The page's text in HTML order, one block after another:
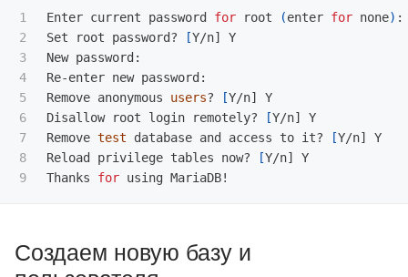
1
2
3
4
5
6
7
8
Enter current password for root (enter for none) :
Set root password?
[Y/n] Y
New password:
Re-enter new password:
Remove anonymous users? [Y/n] Y
Disallow root login remotely?
[Y/n] Y
Remove test database and access to it? [Y/n] Y
Reload privilege tables now?
[Y/n] Y
Thanks for
Создаем новую базу и